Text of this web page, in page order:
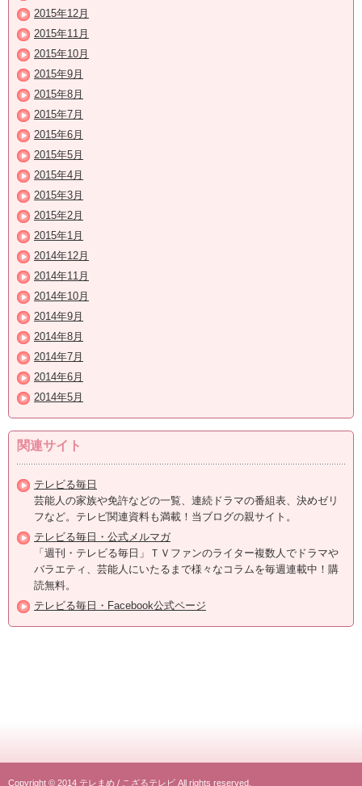
2015年12月
2015年11月
2015年10月
2015年9月
2015年8月
2015年7月
2015年6月
2015年5月
2015年4月
2015年3月
2015年2月
2015年1月
2014年12月
2014年11月
2014年10月
2014年9月
2014年8月
2014年7月
2014年6月
2014年5月
関連サイト
テレビる毎日
芸能人の家族や免許などの一覧、連続ドラマの番組表、決めゼリ
フなど。テレビ関連資料も満載！当ブログの親サイト。
テレビる毎日・公式メルマガ
「週刊・テレビる毎日」ＴＶファンのライター複数人でドラマや
バラエティ、芸能人にいたるまで様々なコラムを毎週連載中！購
読無料。
テレビる毎日・Facebook公式ページ
Copyright © 2014 テレまめ / こざるテレビ All rights reserved.